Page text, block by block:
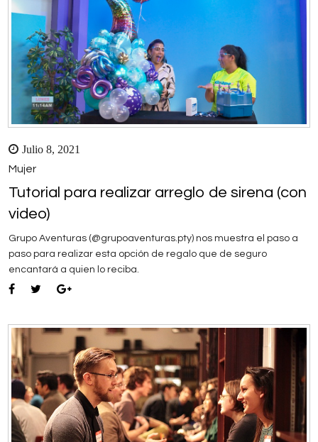
Julio 8, 2021
Mujer
Tutorial para realizar arreglo de sirena (con
video)
Grupo Aventuras (@grupoaventuras.pty) nos muestra el paso a
paso para realizar esta opción de regalo que de seguro
encantará a quien lo reciba.